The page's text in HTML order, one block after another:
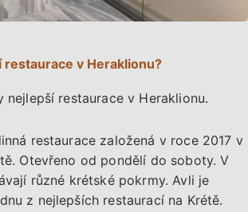
restaurace v Heraklionu?
nejlepší restaurace v Heraklionu.
restaurace založená v roce 2017 v
Otevřeno od pondělí do soboty. V
různé krétské pokrmy. Avli je
z nejlepších restaurací na Krétě.